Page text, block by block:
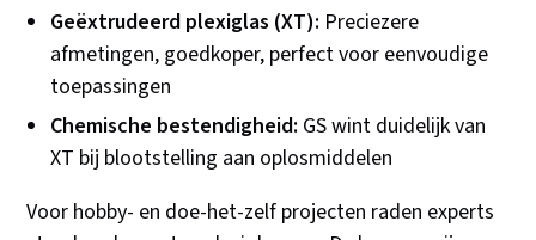
Geëxtrudeerd plexiglas (XT): Preciezere
afmetingen, goedkoper, perfect voor eenvoudige
toepassingen
Chemische bestendigheid: GS wint duidelijk van
XT bij blootstelling aan oplosmiddelen
Voor hobby- en doe-het-zelf projecten raden experts